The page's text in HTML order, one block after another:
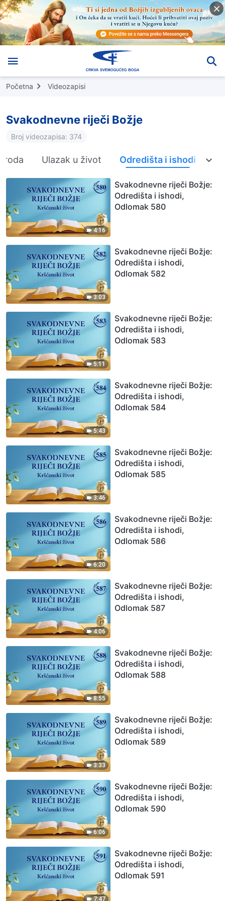
Početna Videozapisi
Svakodnevne riječi Božje
Broj videozapisa: 374
roda Ulazak u život Odredišta i ishodi
4:16
Svakodnevne riječi Božje:
Odredišta i ishodi,
Odlomak 580
3:03
Svakodnevne riječi Božje:
Odredišta i ishodi,
Odlomak 582
5:11
Svakodnevne riječi Božje:
Odredišta i ishodi,
Odlomak 583
5:43
Svakodnevne riječi Božje:
Odredišta i ishodi,
Odlomak 584
3:46
Svakodnevne riječi Božje:
Odredišta i ishodi,
Odlomak 585
6:20
Svakodnevne riječi Božje:
Odredišta i ishodi,
Odlomak 586
4:06
Svakodnevne riječi Božje:
Odredišta i ishodi,
Odlomak 587
8:55
Svakodnevne riječi Božje:
Odredišta i ishodi,
Odlomak 588
3:33
Svakodnevne riječi Božje:
Odredišta i ishodi,
Odlomak 589
6:06
Svakodnevne riječi Božje:
Odredišta i ishodi,
Odlomak 590
7:47
Svakodnevne riječi Božje:
Odredišta i ishodi,
Odlomak 591